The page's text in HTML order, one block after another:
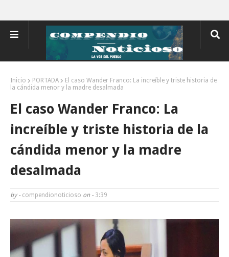
Inicio PORTADA
El caso Wander Franco: La increíble y triste historia de
la cándida menor y la madre desalmada
El caso Wander Franco: La
increíble y triste historia de la
cándida menor y la madre
desalmada
by - compendionoticioso on - 3:39